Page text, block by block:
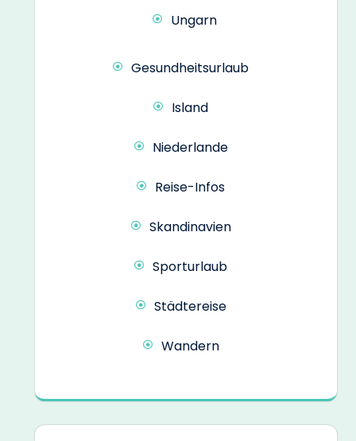
Ungarn
Gesundheitsurlaub
Island
Niederlande
Reise-Infos
Skandinavien
Sporturlaub
Städtereise
Wandern